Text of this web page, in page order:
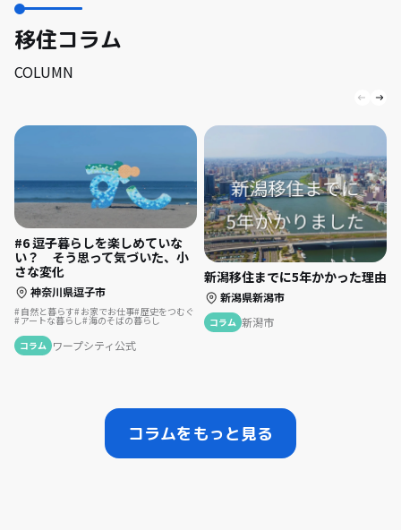
移住コラム
COLUMN
#6 逗子暮らしを楽しめていな
い？ そう思って気づいた、小
さな変化
神奈川県逗子市
自然と暮らす お家でお仕事 歴史をつむぐ
アートな暮らし 海のそばの暮らし
コラム ワープシティ公式
新潟移住までに5年かかった理由
新潟県新潟市
コラム 新潟市
コラムをもっと見る